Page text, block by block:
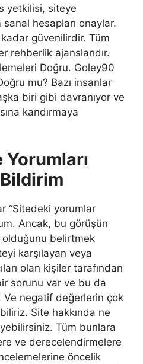
yetkilisi, siteye
hesapları onaylar.
güvenilirdir. Tüm
rehberlik ajanslarıdır.
Doğru. Goley90
mu? Bazı insanlar
biri gibi davranıyor ve
kandırmaya
“Sitedeki yorumlar
Ancak, bu görüşün
belirtmek
karşılayan veya
olan kişiler tarafından
sorunu var ve bu da
negatif değerlerin çok
Site hakkında ne
Tüm bunlara
ve derecelendirmelere
öncelik